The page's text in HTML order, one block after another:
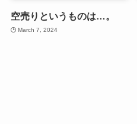
空売りというものは…。
March 7, 2024